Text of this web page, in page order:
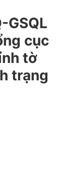
GSQL
cục
tờ
trạng